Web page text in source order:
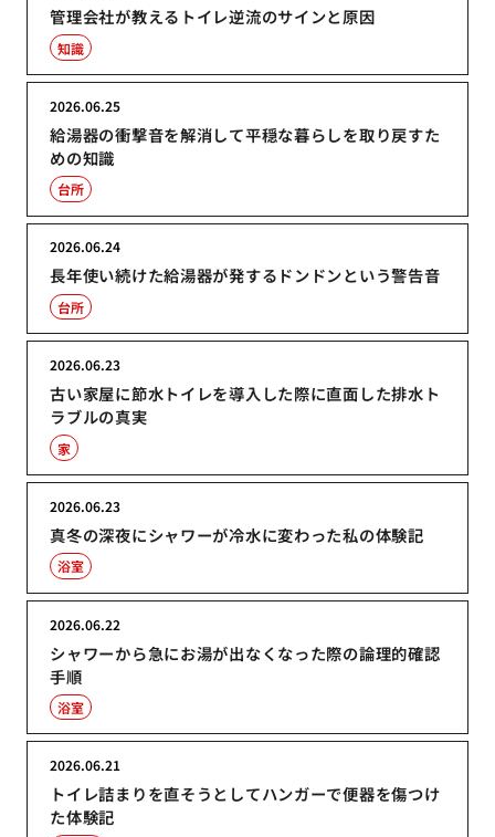
管理会社が教えるトイレ逆流のサインと原因
知識
給湯器の衝撃音を解消して平穏な暮らしを取り戻すた
めの知識
2026.06.25
台所
長年使い続けた給湯器が発するドンドンという警告音
2026.06.24
台所
古い家屋に節水トイレを導入した際に直面した排水ト
ラブルの真実
2026.06.23
家
真冬の深夜にシャワーが冷水に変わった私の体験記
2026.06.23
浴室
シャワーから急にお湯が出なくなった際の論理的確認
手順
2026.06.22
浴室
トイレ詰まりを直そうとしてハンガーで便器を傷つけ
た体験記
2026.06.21